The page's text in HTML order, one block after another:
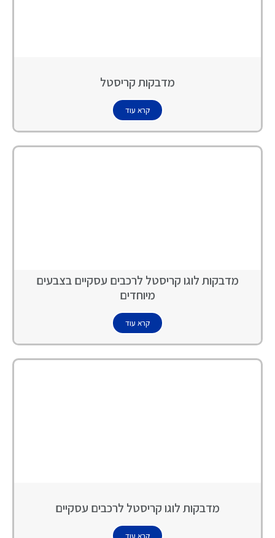
מדבקות קריסטל
קרא עוד
מדבקות לוגו קריסטל לרכבים עסקיים בצבעים
מיוחדים
קרא עוד
מדבקות לוגו קריסטל לרכבים עסקיים
קרא עוד